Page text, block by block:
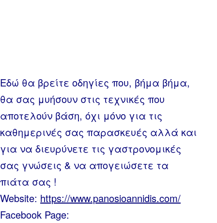
Εδώ θα βρείτε οδηγίες που, βήμα βήμα,
θα σας μυήσουν στις τεχνικές που
αποτελούν βάση, όχι μόνο για τις
καθημερινές σας παρασκευές αλλά και
για να διευρύνετε τις γαστρονομικές
σας γνώσεις & να απογειώσετε τα
πιάτα σας !
Website: https://www.panosioannidis.com/
Facebook Page: